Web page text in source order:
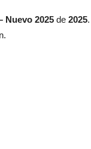
Nuevo 2025 de 2025.